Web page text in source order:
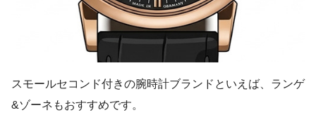
スモールセコンド付きの腕時計ブランドといえば、ランゲ
&ゾーネもおすすめです。